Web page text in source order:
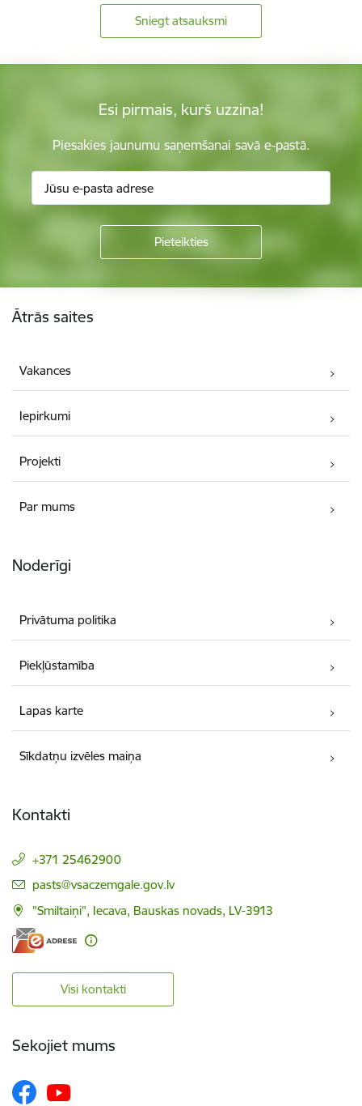
Sniegt atsauksmi
Esi pirmais, kurš uzzina!
Piesakies jaunumu saņemšanai savā e-pastā.
Ātrās saites
Vakances
Iepirkumi
Projekti
Par mums
Noderīgi
Privātuma politika
Piekļūstamība
Lapas karte
Sīkdatņu izvēles maiņa
Kontakti
+371 25462900
E-pasts:
pasts@vsaczemgale.gov.lv
"Smiltaiņi", Iecava, Bauskas novads, LV-3913
Visi kontakti
Sekojiet mums